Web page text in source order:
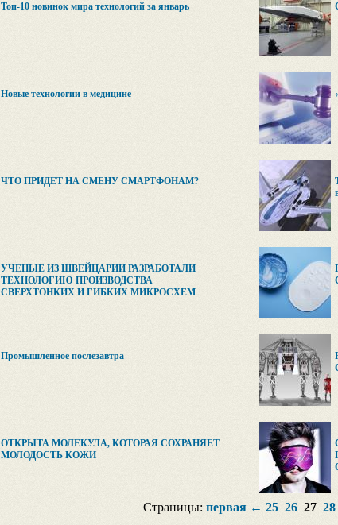
Топ-10 новинок мира технологий за январь
Новые технологии в медицине
ЧТО ПРИДЕТ НА СМЕНУ СМАРТФОНАМ?
УЧЕНЫЕ ИЗ ШВЕЙЦАРИИ РАЗРАБОТАЛИ
ТЕХНОЛОГИЮ ПРОИЗВОДСТВА
СВЕРХТОНКИХ И ГИБКИХ МИКРОСХЕМ
Промышленное послезавтра
ОТКРЫТА МОЛЕКУЛА, КОТОРАЯ СОХРАНЯЕТ
МОЛОДОСТЬ КОЖИ
Страницы: первая← 25 26 27 28